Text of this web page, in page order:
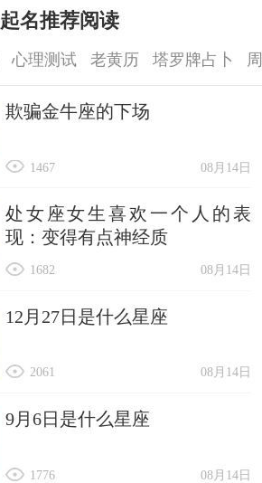
起名推荐阅读
心理测试 老黄历 塔罗牌占卜
欺骗金牛座的下场
08月14日
1467
处女座女生喜欢一个人的表
现：变得有点神经质
08月14日
1682
12月27日是什么星座
08月14日
2061
9月6日是什么星座
08月14日
1776